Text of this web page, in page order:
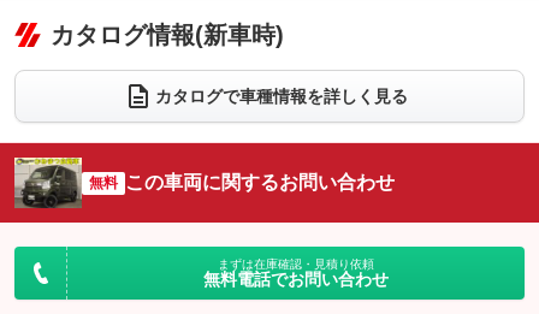
リフトアップ
：装備あり
ダウンヒルアシストコントロール
パワーウィンドウ
：装備あり ：装備あり
アイドリングストップ
：装備なし
USB入力端子
：装備なし Bluetooth接続
：装備なし ：装備なし
センターデフロック
：装備なし
ビジュアル
：装備なし
革シート
：装備なし ハーフレザーシート
：装備なし
キーレス
：装備あり ：装備なし
HID(キセノンライト)
：装備なし
バックカメラ
：装備なし ETC
エアロ
：装備なし スマートキー
カタログ情報(新車時)
カタログで車種情報を詳しく見る
無料 この車両に関するお問い合わせ
まずは在庫確認・見積り依頼
無料電話でお問い合わせ